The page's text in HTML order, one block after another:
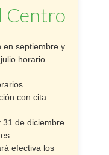
Centro
en septiembre y
horario
con cita
31 de diciembre
efectiva los